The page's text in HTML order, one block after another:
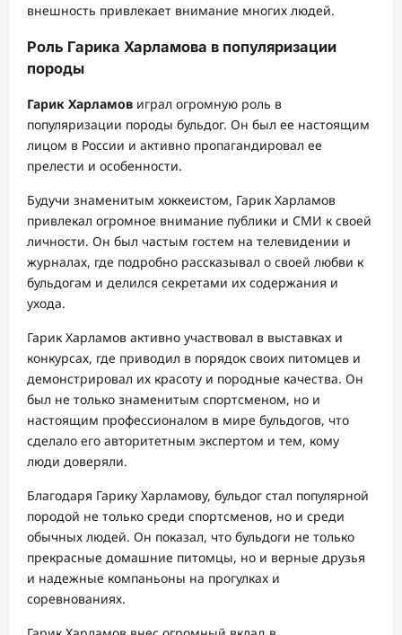
внешность привлекает внимание многих людей.
Роль Гарика Харламова в популяризации
породы
Гарик Харламов играл огромную роль в
популяризации породы бульдог. Он был ее настоящим
лицом в России и активно пропагандировал ее
прелести и особенности.
Будучи знаменитым хоккеистом, Гарик Харламов
привлекал огромное внимание публики и СМИ к своей
личности. Он был частым гостем на телевидении и
журналах, где подробно рассказывал о своей любви к
бульдогам и делился секретами их содержания и
ухода.
Гарик Харламов активно участвовал в выставках и
конкурсах, где приводил в порядок своих питомцев и
демонстрировал их красоту и породные качества. Он
был не только знаменитым спортсменом, но и
настоящим профессионалом в мире бульдогов, что
сделало его авторитетным экспертом и тем, кому
люди доверяли.
Благодаря Гарику Харламову, бульдог стал популярной
породой не только среди спортсменов, но и среди
обычных людей. Он показал, что бульдоги не только
прекрасные домашние питомцы, но и верные друзья
и надежные компаньоны на прогулках и
соревнованиях.